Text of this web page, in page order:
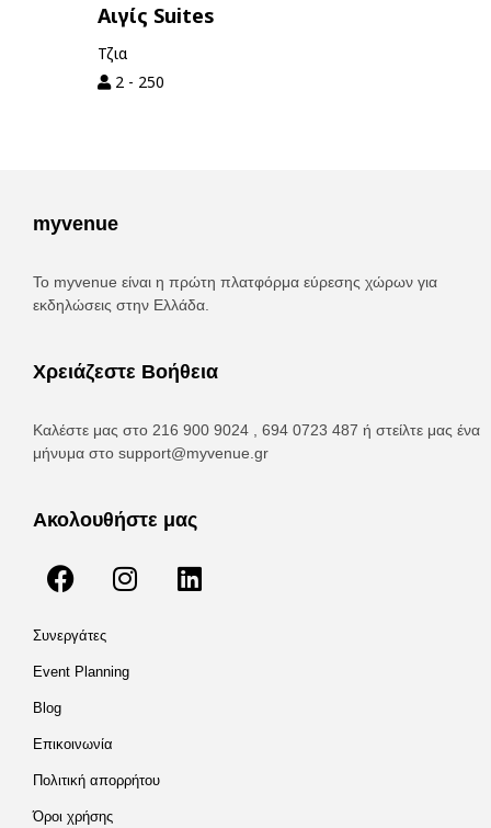
Αιγίς Suites
Τζια
2 - 250
myvenue
Το myvenue είναι η πρώτη πλατφόρμα εύρεσης χώρων για
εκδηλώσεις στην Ελλάδα.
Χρειάζεστε Βοήθεια
Καλέστε μας στο 216 900 9024 , 694 0723 487 ή στείλτε μας ένα
μήνυμα στο support@myvenue.gr
Ακολουθήστε μας
Συνεργάτες
Event Planning
Blog
Επικοινωνία
Πολιτική απορρήτου
Όροι χρήσης